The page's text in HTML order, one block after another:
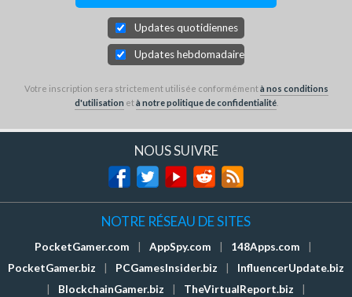
Updates quotidiennes
Updates hebdomadaires
Votre inscription sera strictement utilisée conformémentà nos conditions
d'utilisation età notre politique de confidentialité.
NOUS SUIVRE
NOTRE RÉSEAU DE SITES
PocketGamer.com AppSpy.com 148Apps.com
PocketGamer.biz
PCGamesInsider.biz
InfluencerUpdate.biz
BlockchainGamer.biz TheVirtualReport.biz